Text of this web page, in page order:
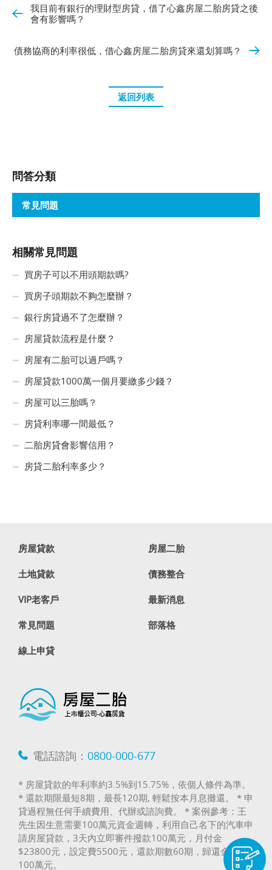
我目前有銀行的理財型房貸，借了心鑫房屋二胎房貸之後
會有影響嗎？
債務協商的利率很低，借心鑫房屋二胎房貸來還划算嗎？
返回列表
問答分類
常見問題
相關常見問題
買房子可以不用頭期款嗎?
買房子頭期款不夠怎麼辦？
銀行房貸過不了怎麼辦？
房屋貸款流程是什麼？
房屋有二胎可以過戶嗎？
房屋貸款1000萬一個月要繳多少錢？
房屋可以三胎嗎？
房貸利率哪一間最低？
二胎房貸會影響信用？
房貸二胎利率多少？
房屋貸款 房屋二胎
土地貸款 債務整合
VIP老客戶 最新消息
常見問題 部落格
線上申貸
電話諮詢： 0800-000-677
* 房屋貸款的年利率約3.5%到15.75%，依個人條件為準。
* 還款期限最短8期，最長120期, 輕鬆按本月息攤還。 * 申
貸過程無任何手續費用、代辦或諮詢費。 * 案例參考：王
先生因生意需要100萬元資金週轉，利用自己名下的汽車申
請房屋貸款，3天內立即審件撥款100萬元，月付金
$23800元，設定費5500元，還款期數60期，歸還金額
100萬元。